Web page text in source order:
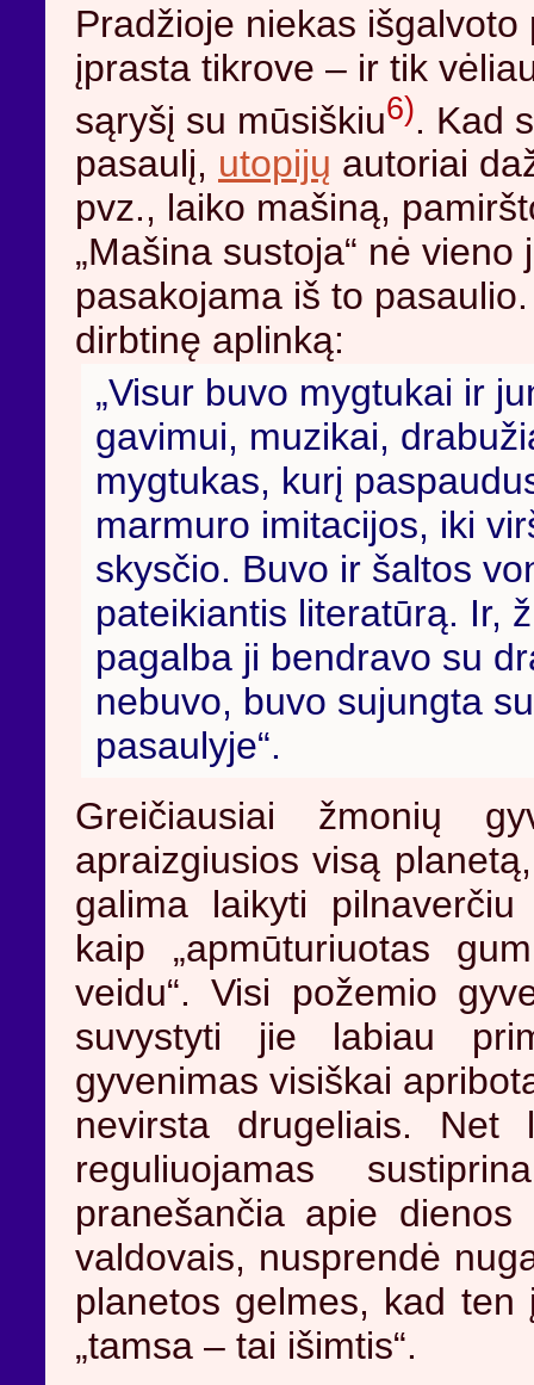
Pradžioje niekas
įprasta tikrove – ir tik
sąryšį su mūsiškiu6). Kad
pasaulį, utopijų autoriai
pvz., laiko mašiną,
„Mašina sustoja“ nė
pasakojama iš to
dirbtinę aplinką:
„Visur buvo mygtukai ir
gavimui, muzikai,
mygtukas, kurį
marmuro imitacijos, iki
skysčio. Buvo ir šaltos
pateikiantis literatūrą. Ir,
pagalba ji bendravo su
nebuvo, buvo sujungta
pasaulyje“.
Greičiausiai žmonių
apraizgiusios visą
galima laikyti
kaip „apmūturiuotas
veidu“. Visi požemio
suvystyti jie labiau
gyvenimas visiškai
nevirsta drugeliais.
reguliuojamas
pranešančia apie
valdovais, nusprendė
planetos gelmes, kad
„tamsa – tai išimtis“.